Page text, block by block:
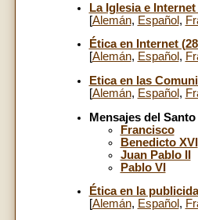
La Iglesia e
[Alemán, Español,
Ética en Internet
[Alemán, Español ,
Etica en las
[Alemán, Español ,
Mensajes del
Francisco
Benedicto XVI
Juan Pablo II
Pablo VI
Ética en la
[Alemán, Español ,